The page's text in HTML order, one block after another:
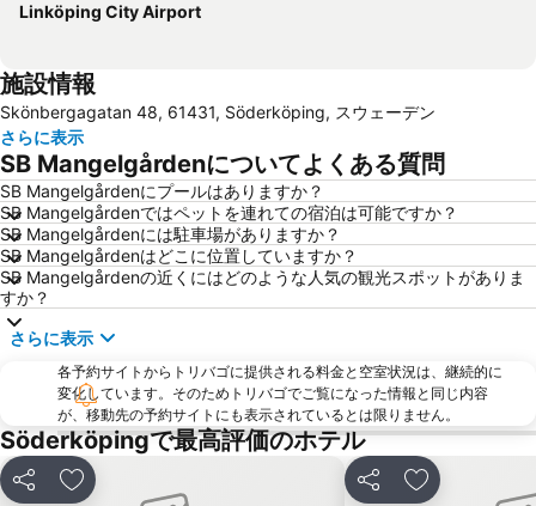
Linköping City Airport
施設情報
Skönbergagatan 48, 61431, Söderköping, スウェーデン
さらに表示
SB Mangelgårdenについてよくある質問
SB Mangelgårdenにプールはありますか？
SB Mangelgårdenではペットを連れての宿泊は可能ですか？
SB Mangelgårdenには駐車場がありますか？
SB Mangelgårdenはどこに位置していますか？
SB Mangelgårdenの近くにはどのような人気の観光スポットがありま
すか？
さらに表示
各予約サイトからトリバゴに提供される料金と空室状況は、継続的に
変化しています。そのためトリバゴでご覧になった情報と同じ内容
が、移動先の予約サイトにも表示されているとは限りません。
Söderköpingで最高評価のホテル
シェア お気に入りに追加 シェア お気に入りに